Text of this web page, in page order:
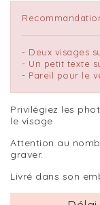
- Deux visages
- Un petit texte
- Pareil pour le
Privilégiez les
le visage.
Attention au
graver.
Livré dans son